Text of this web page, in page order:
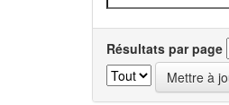
Résultats par page